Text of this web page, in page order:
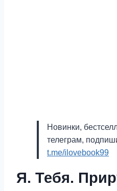
Новинки,
телеграм,
t.me/ilovebook99
Я. Тебя.